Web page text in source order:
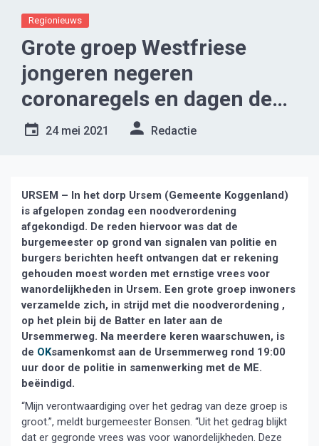
Regionieuws
Grote groep Westfriese
jongeren negeren
coronaregels en dagen de
politie uit
24 mei 2021 Redactie
URSEM – In het dorp Ursem (Gemeente Koggenland)
is afgelopen zondag een noodverordening
afgekondigd. De reden hiervoor was dat de
burgemeester op grond van signalen van politie en
burgers berichten heeft ontvangen dat er rekening
gehouden moest worden met ernstige vrees voor
wanordelijkheden in Ursem. Een grote groep inwoners
verzamelde zich, in strijd met die noodverordening ,
op het plein bij de Batter en later aan de
Ursemmerweg. Na meerdere keren waarschuwen, is
de OKsamenkomst aan de Ursemmerweg rond 19:00
uur door de politie in samenwerking met de ME.
beëindigd.
“Mijn verontwaardiging over het gedrag van deze groep is
groot.”, meldt burgemeester Bonsen. “Uit het gedrag blijkt
dat er gegronde vrees was voor wanordelijkheden. Deze